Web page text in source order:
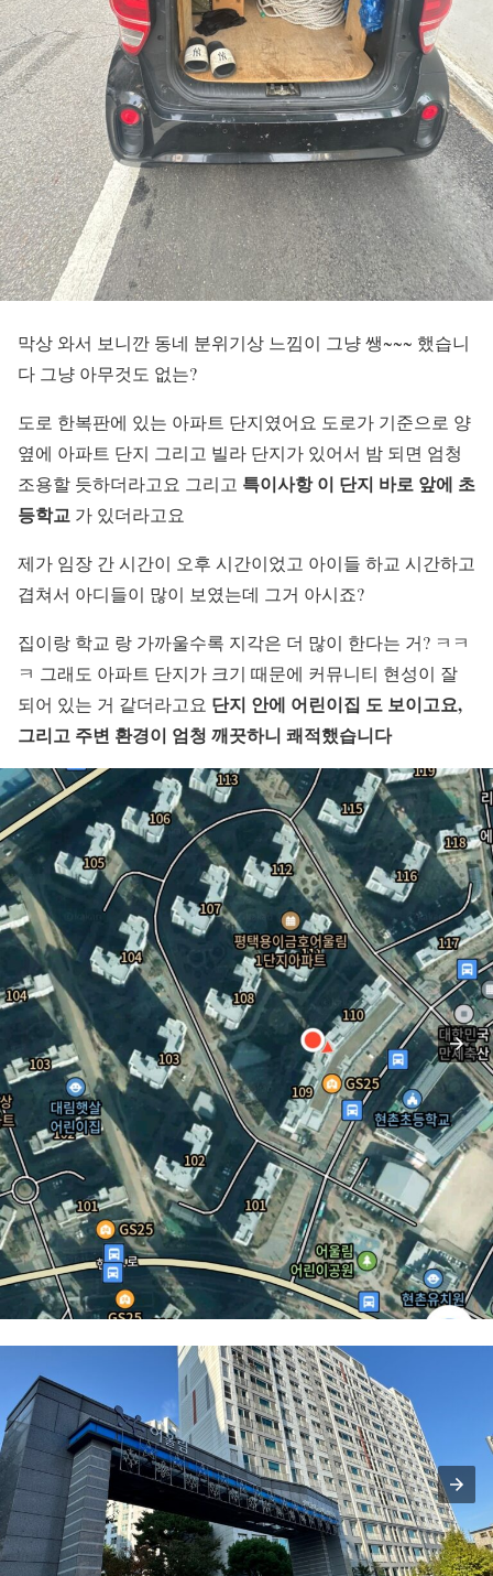
막상 와서 보니깐 동네 분위기상 느낌이 그냥 쌩~~~ 했습니
다 그냥 아무것도 없는?
도로 한복판에 있는 아파트 단지였어요 도로가 기준으로 양
옆에 아파트 단지 그리고 빌라 단지가 있어서 밤 되면 엄청
조용할 듯하더라고요 그리고 특이사항 이 단지 바로 앞에 초
등학교 가 있더라고요
제가 임장 간 시간이 오후 시간이었고 아이들 하교 시간하고
겹쳐서 아디들이 많이 보였는데 그거 아시죠?
집이랑 학교 랑 가까울수록 지각은 더 많이 한다는 거? ㅋㅋ
ㅋ 그래도 아파트 단지가 크기 때문에 커뮤니티 현성이 잘
되어 있는 거 같더라고요 단지 안에 어린이집 도 보이고요,
그리고 주변 환경이 엄청 깨끗하니 쾌적했습니다